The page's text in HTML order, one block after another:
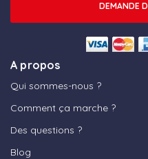
A propos
Qui sommes-nous ?
Comment ça marche ?
Des questions ?
Blog
DEMANDE